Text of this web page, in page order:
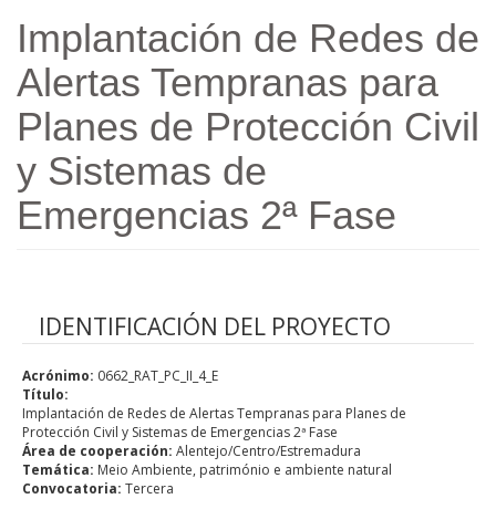
Implantación de Redes de
Alertas Tempranas para
Planes de Protección Civil
y Sistemas de
Emergencias 2ª Fase
IDENTIFICACIÓN DEL PROYECTO
Acrónimo: 0662_RAT_PC_II_4_E
Título:
Implantación de Redes de Alertas Tempranas para Planes de
Protección Civil y Sistemas de Emergencias 2ª Fase
Área de cooperación: Alentejo/Centro/Estremadura
Temática: Meio Ambiente, património e ambiente natural
Convocatoria: Tercera